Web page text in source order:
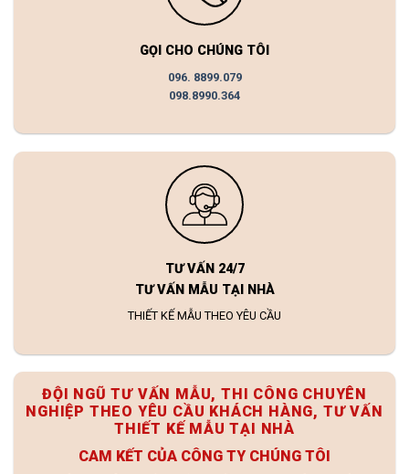
GỌI CHO CHÚNG TÔI
096. 8899.079
098.8990.364
TƯ VẤN 24/7
TƯ VẤN MẪU TẠI NHÀ
THIẾT KẾ MẪU THEO YÊU CẦU
ĐỘI NGŨ TƯ VẤN MẪU, THI CÔNG CHUYÊN
NGHIỆP THEO YÊU CẦU KHÁCH HÀNG, TƯ VẤN
THIẾT KẾ MẪU TẠI NHÀ
CAM KẾT CỦA CÔNG TY CHÚNG TÔI